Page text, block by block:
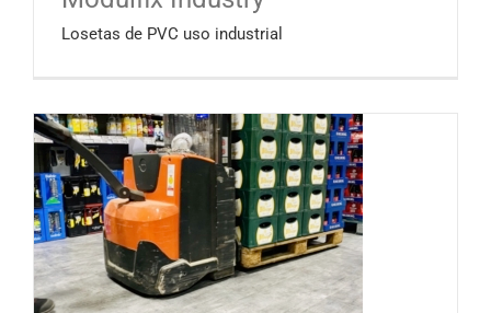
Losetas de PVC uso industrial